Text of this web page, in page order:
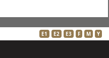
E1 E2 E3 F M Y